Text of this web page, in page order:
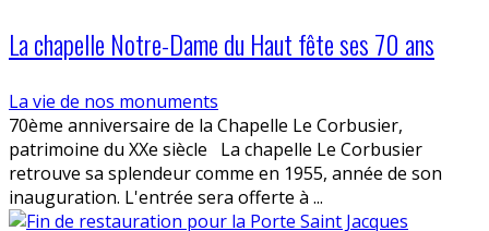
La chapelle Notre-Dame du Haut fête ses 70 ans
La vie de nos monuments
70ème anniversaire de la Chapelle Le Corbusier,
patrimoine du XXe siècle La chapelle Le Corbusier
retrouve sa splendeur comme en 1955, année de son
inauguration. L'entrée sera offerte à ...